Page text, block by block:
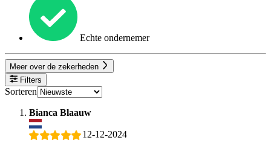
Echte ondernemer
Meer over de zekerheden
Filters
Sorteren
Bianca Blaauw
12-12-2024